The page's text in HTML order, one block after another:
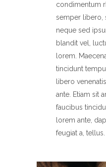
condimentum
semper libero,
neque sed
blandit vel,
lorem.
tincidunt
libero
ante. Etiam sit
faucibus
lorem ante,
feugiat a, tellus.